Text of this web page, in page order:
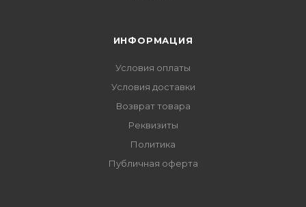
ИНФОРМАЦИЯ
Условия оплаты
Условия доставки
Возврат товара
Реквизиты
Политика
Публичная оферта